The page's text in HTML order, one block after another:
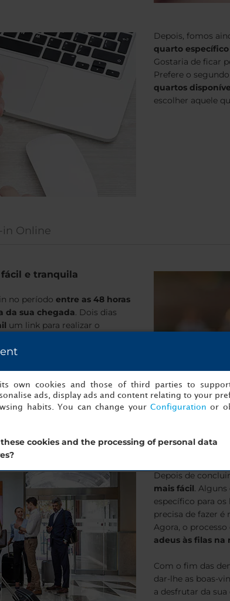
Depois, fomos
quarto
Gostaria de ficar
Prefere o
quartos
escolher aquele
in Online
e tranquila
no período entre as 48 horas
da sua chegada. Dois dias
um link para realizar o
faça login se for membro
sua reserva
Depois de
mais fácil. Alguns
específico para
precisa de fazer é
Agora, o
adeus às filas na
Com o fim das
dar-lhe as boas-
a desfrutar da sua
own cookies and those of third parties to
ads, display ads and content relating to your
habits. You can change your Configuration or
cookies and the processing of personal data